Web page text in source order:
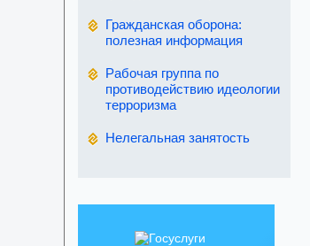
Гражданская оборона:
полезная информация
Рабочая группа по
противодействию идеологии
терроризма
Нелегальная занятость